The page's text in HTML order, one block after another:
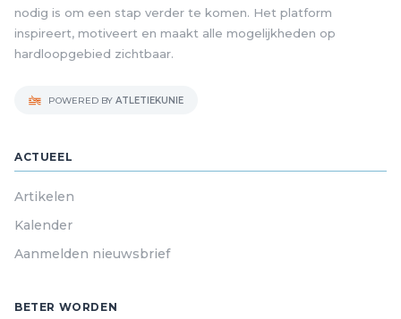
nodig is om een stap verder te komen. Het platform
inspireert, motiveert en maakt alle mogelijkheden op
hardloopgebied zichtbaar.
POWERED BY ATLETIEKUNIE
ACTUEEL
Artikelen
Kalender
Aanmelden nieuwsbrief
BETER WORDEN